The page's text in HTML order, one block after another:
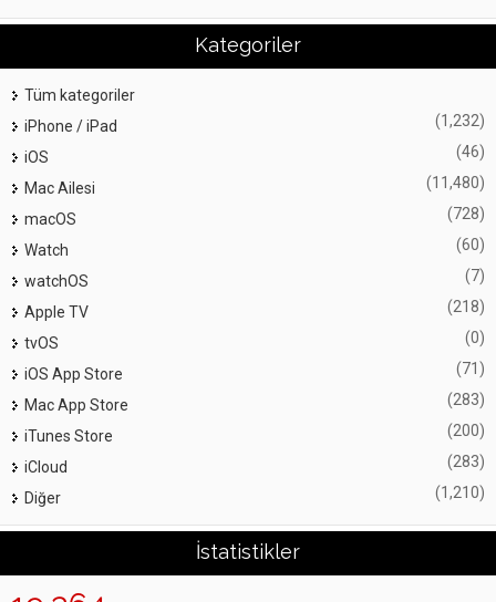
Kategoriler
Tüm kategoriler
iPhone / iPad
(1,232)
iOS (46)
Mac Ailesi (11,480)
macOS (728)
Watch (60)
watchOS (7)
Apple TV (218)
tvOS (0)
iOS App Store (71)
Mac App Store (283)
iTunes Store (200)
iCloud (283)
Diğer (1,210)
İstatistikler